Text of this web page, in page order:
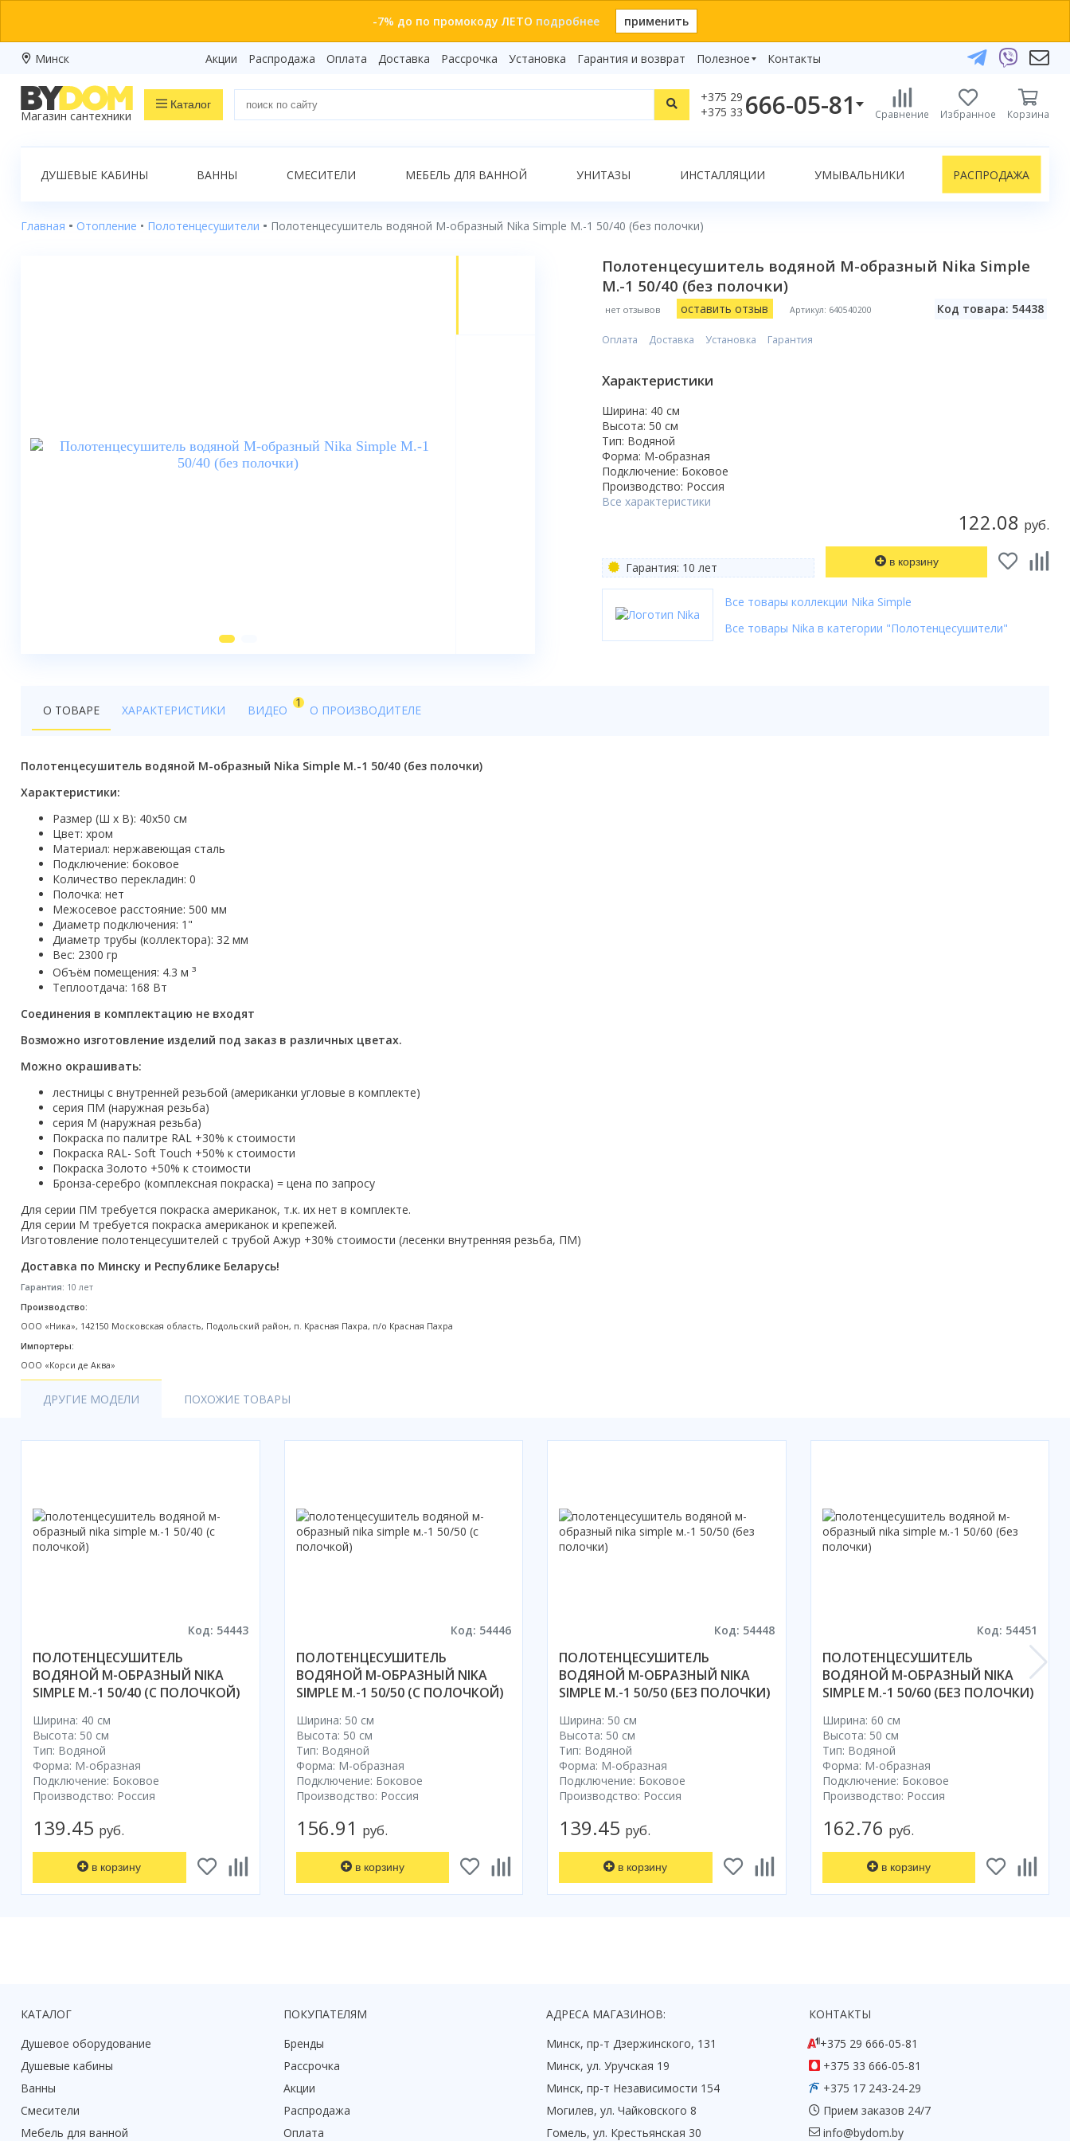
-7% до по промокоду ЛЕТО подробнее применить
Минск Акции Распродажа Оплата Доставка Рассрочка Установка Гарантия и возврат
Полезное
Видеообзоры
Бренды
Контакты
Магазин сантехники
Каталог
+375 29
+375 33 666-05-81
+375 29 666-05-81
+375 17 243-24-29
Telegram
Viber
info@bydom.by
Сравнение Избранное Корзина
Показать все результаты
Распродажа
Ванны
Смесители
Кухонные мойки
Трапы
Радиаторы отопления
Котлы отопления
Аксессуары для ванной
Сифоны и донные клапаны
Люки
Дом и сад
ДУШЕВЫЕ КАБИНЫ ВАННЫ СМЕСИТЕЛИ МЕБЕЛЬ ДЛЯ ВАННОЙ УНИТАЗЫ ИНСТАЛЛЯЦИИ УМЫВАЛЬНИКИ РАСПРОДАЖА
Главная Отопление Полотенцесушители Полотенцесушитель водяной М-образный Nika Simple М.-1 50/40 (без полочки)
Полотенцесушитель водяной М-образный Nika Simple
М.-1 50/40 (без полочки)
нет отзывов оставить отзыв Артикул: 640540200 Код товара: 54438
122.08 руб.
в корзину
Оплата Доставка Установка Гарантия
Характеристики
Ширина: 40 см
Высота: 50 см
Тип: Водяной
Форма: М-образная
Подключение: Боковое
Производство: Россия
Все характеристики
Гарантия: 10 лет
Все товары коллекции Nika Simple
Все товары Nika в категории "Полотенцесушители"
О ТОВАРЕ ХАРАКТЕРИСТИКИ ВИДЕО
1
О ПРОИЗВОДИТЕЛЕ
Полотенцесушитель водяной М-образный Nika Simple М.-1 50/40 (без полочки)
Характеристики:
Размер (Ш х В): 40x50 см
Цвет: хром
Материал: нержавеющая сталь
Подключение: боковое
Количество перекладин: 0
Полочка: нет
Межосевое расстояние: 500 мм
Диаметр подключения: 1"
Диаметр трубы (коллектора): 32 мм
Вес: 2300 гр
Объём помещения: 4.3 м з
Теплоотдача: 168 Вт
Соединения в комплектацию не входят
Возможно изготовление изделий под заказ в различных цветах.
Можно окрашивать:
лестницы с внутренней резьбой (американки угловые в комплекте)
серия ПМ (наружная резьба)
серия М (наружная резьба)
Покраска по палитре RAL +30% к стоимости
Покраска RAL- Soft Touch +50% к стоимости
Покраска Золото +50% к стоимости
Бронза-серебро (комплексная покраска) = цена по запросу
Для серии ПМ требуется покраска американок, т.к. их нет в комплекте.
Для серии М требуется покраска американок и крепежей.
Изготовление полотенцесушителей с трубой Ажур +30% стоимости (лесенки внутренняя резьба, ПМ)
Доставка по Минску и Республике Беларусь!
Гарантия: 10 лет
Производство:
ООО «Ника», 142150 Московская область, Подольский район, п. Красная Пахра, п/о Красная Пахра
Импортеры:
ООО «Корси де Аква»
ДРУГИЕ МОДЕЛИ ПОХОЖИЕ ТОВАРЫ
Код: 54443
ПОЛОТЕНЦЕСУШИТЕЛЬ
ВОДЯНОЙ М-ОБРАЗНЫЙ NIKA
SIMPLE М.-1 50/40 (С ПОЛОЧКОЙ)
Ширина: 40 см
Высота: 50 см
Тип: Водяной
Форма: М-образная
Подключение: Боковое
Производство: Россия
139.45 руб.
в корзину
Код: 54446
ПОЛОТЕНЦЕСУШИТЕЛЬ
ВОДЯНОЙ М-ОБРАЗНЫЙ NIKA
SIMPLE М.-1 50/50 (С ПОЛОЧКОЙ)
Ширина: 50 см
Высота: 50 см
Тип: Водяной
Форма: М-образная
Подключение: Боковое
Производство: Россия
156.91 руб.
в корзину
Код: 54448
ПОЛОТЕНЦЕСУШИТЕЛЬ
ВОДЯНОЙ М-ОБРАЗНЫЙ NIKA
SIMPLE М.-1 50/50 (БЕЗ ПОЛОЧКИ)
Ширина: 50 см
Высота: 50 см
Тип: Водяной
Форма: М-образная
Подключение: Боковое
Производство: Россия
139.45 руб.
в корзину
Код: 54451
ПОЛОТЕНЦЕСУШИТЕЛЬ
ВОДЯНОЙ М-ОБРАЗНЫЙ NIKA
SIMPLE М.-1 50/60 (БЕЗ ПОЛОЧКИ)
Ширина: 60 см
Высота: 50 см
Тип: Водяной
Форма: М-образная
Подключение: Боковое
Производство: Россия
162.76 руб.
в корзину
КАТАЛОГ
Душевое оборудование
Душевые кабины
Ванны
Смесители
Мебель для ванной
ПОКУПАТЕЛЯМ
Бренды
Рассрочка
Акции
Распродажа
Оплата
АДРЕСА МАГАЗИНОВ:
Минск, пр-т Дзержинского, 131
Минск, ул. Уручская 19
Минск, пр-т Независимости 154
Могилев, ул. Чайковского 8
Гомель, ул. Крестьянская 30
КОНТАКТЫ
+375 29 666-05-81
+375 33 666-05-81
+375 17 243-24-29
Прием заказов 24/7
info@bydom.by